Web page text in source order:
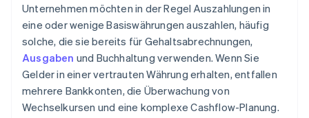
Unternehmen möchten in der Regel Auszahlungen in
eine oder wenige Basiswährungen auszahlen, häufig
solche, die sie bereits für Gehaltsabrechnungen,
Ausgaben und Buchhaltung verwenden. Wenn Sie
Gelder in einer vertrauten Währung erhalten, entfallen
mehrere Bankkonten, die Überwachung von
Wechselkursen und eine komplexe Cashflow-Planung.